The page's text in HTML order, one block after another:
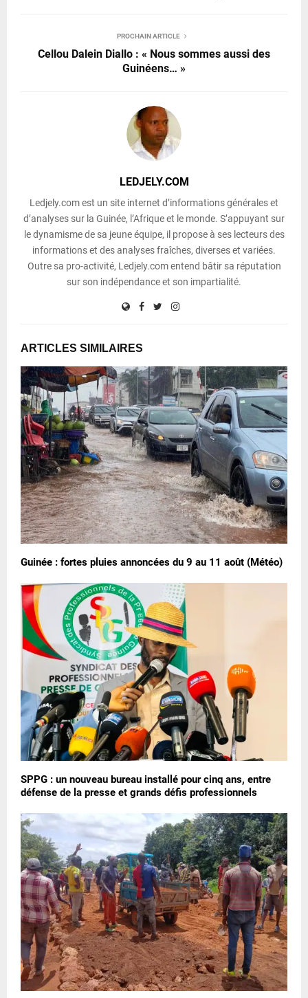
PROCHAIN ARTICLE
Cellou Dalein Diallo : « Nous sommes aussi des
Guinéens… »
LEDJELY.COM
Ledjely.com est un site internet d’informations générales et
d’analyses sur la Guinée, l’Afrique et le monde. S’appuyant sur
le dynamisme de sa jeune équipe, il propose à ses lecteurs des
informations et des analyses fraîches, diverses et variées.
Outre sa pro-activité, Ledjely.com entend bâtir sa réputation
sur son indépendance et son impartialité.
ARTICLES SIMILAIRES
Guinée : fortes pluies annoncées du 9 au 11 août (Météo)
SPPG : un nouveau bureau installé pour cinq ans, entre
défense de la presse et grands défis professionnels